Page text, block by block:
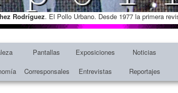
Rodríguez. El Pollo Urbano. Desde 1977 la primera
Pantallas Exposiciones Noticias
Corresponsales Entrevistas Reportajes